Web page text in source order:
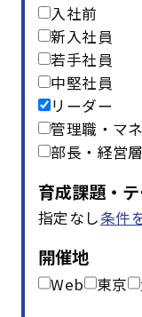
入社前
新入社員
若手社員
中堅社員
リーダー
管理職・マ
部長・経営層
育成課題・
指定なし条件
開催地
Web 東京